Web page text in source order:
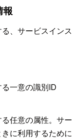
報
、サービスインス
一意の識別ID
任意の属性。サー
に利用するために